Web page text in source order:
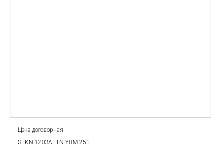
Цена договорная
SEKN 1203AFTN YBM 251